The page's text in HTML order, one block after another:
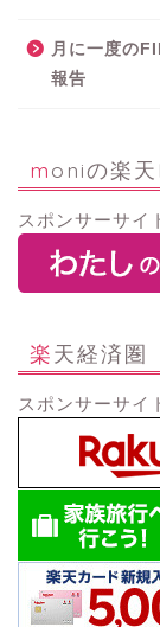
月に一度の
報告
moniの楽
スポンサーサイ
楽天経済圏
スポンサーサイ